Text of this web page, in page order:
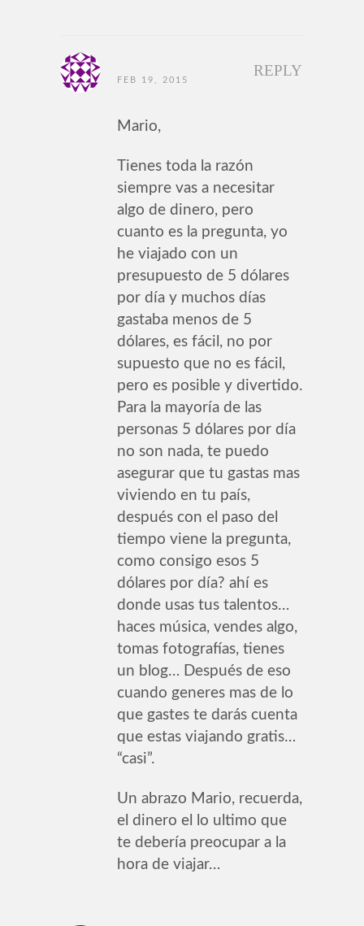
FEB 19, 2015
REPLY
Mario,
Tienes toda la razón
siempre vas a necesitar
algo de dinero, pero
cuanto es la pregunta, yo
he viajado con un
presupuesto de 5 dólares
por día y muchos días
gastaba menos de 5
dólares, es fácil, no por
supuesto que no es fácil,
pero es posible y divertido.
Para la mayoría de las
personas 5 dólares por día
no son nada, te puedo
asegurar que tu gastas mas
viviendo en tu país,
después con el paso del
tiempo viene la pregunta,
como consigo esos 5
dólares por día? ahí es
donde usas tus talentos…
haces música, vendes algo,
tomas fotografías, tienes
un blog… Después de eso
cuando generes mas de lo
que gastes te darás cuenta
que estas viajando gratis…
“casi”.
Un abrazo Mario, recuerda,
el dinero el lo ultimo que
te debería preocupar a la
hora de viajar…